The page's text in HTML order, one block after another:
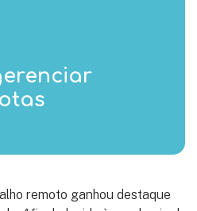
remoto ganhou destaque